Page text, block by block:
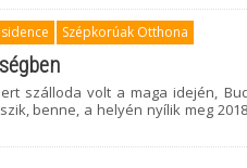
Szépkorúak Otthona
szálloda volt a maga idején,
benne, a helyén nyílik meg